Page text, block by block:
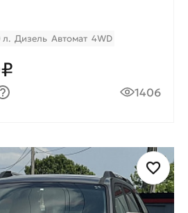
л. Дизель Автомат 4WD
1406